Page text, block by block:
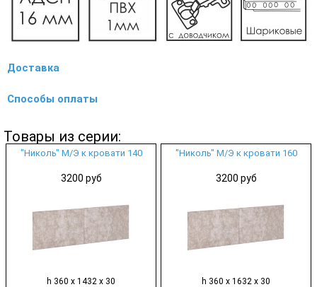
Доставка
Способы оплаты
Товары из серии:
"Николь" М/Э к кровати 140
3200 руб
h 360 х 1432 х 30
"Николь" М/Э к кровати 160
3200 руб
h 360 х 1632 х 30